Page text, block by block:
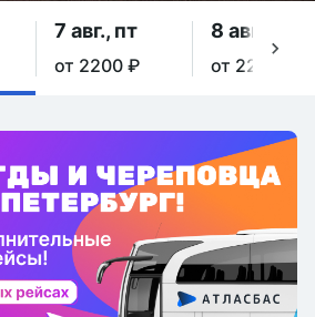
7 авг., пт
от 2200 ₽
8 авг., сб
от 2200 ₽